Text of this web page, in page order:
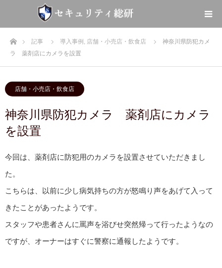
ホーム記事 導入事例 , 店舗・小売店・飲食店
神奈川県防犯カメ
ラ 薬剤店にカメラを設置
店舗・小売店・飲食店
神奈川県防犯カメラ 薬剤店にカメラ
を設置
今回は、薬剤店に防犯用のカメラを設置させていただきまし
た。
こちらは、以前に少し病気持ちの方が怒鳴り声をあげて入って
きたことがあったようです。
スタッフや患者さんに罵声を浴びせ突然帰って行ったようなの
ですが、オーナーはすぐに警察に通報したようです。